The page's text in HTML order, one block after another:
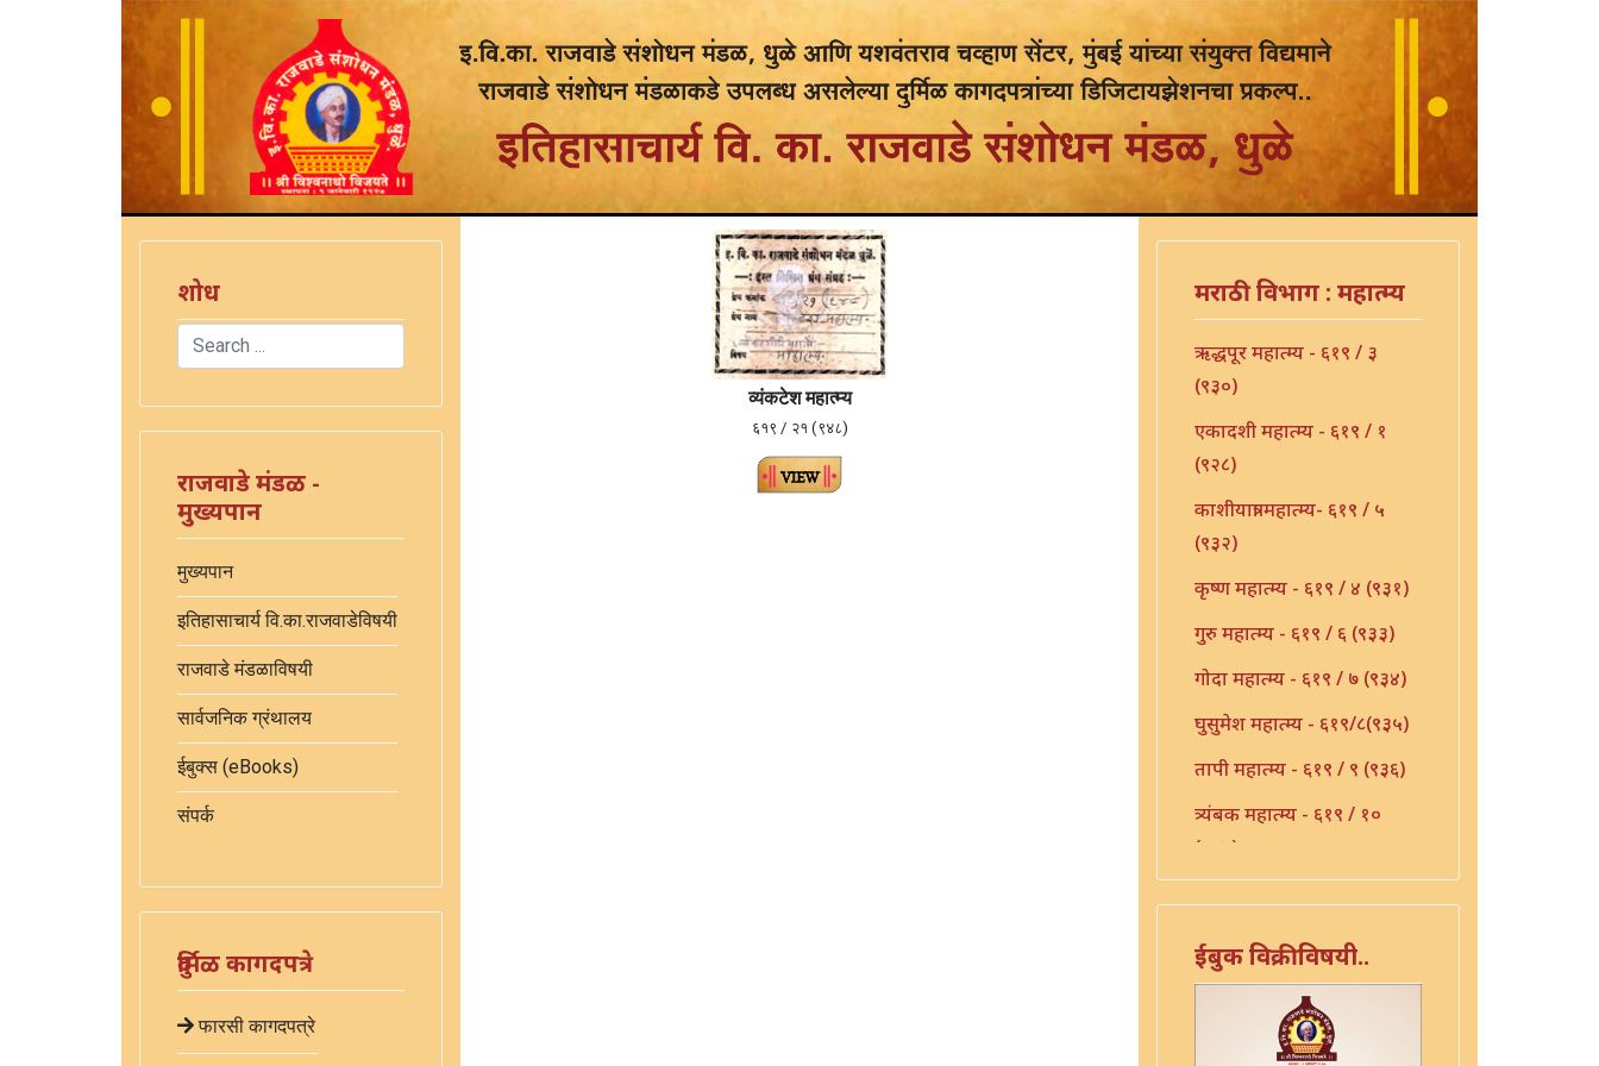
शोध
Search
राजवाडे मंडळ -
मुख्यपान
मुख्यपान
इतिहासाचार्य वि.का.राजवाडेविषयी
राजवाडे मंडळाविषयी
सार्वजनिक ग्रंथालय
ईबुक्स (eBooks)
संपर्क
दुर्मिळ कागदपत्रे
फारसी कागदपत्रे
व्यंकटेश महात्म्य
६१९ / २१ (९४८)
मराठी विभाग : महात्म्य
ऋद्धपूर महात्म्य - ६१९ / ३
(९३०)
एकादशी महात्म्य - ६१९ / १
(९२८)
काशीयात्रा महात्म्य- ६१९ / ५
(९३२)
कृष्ण महात्म्य - ६१९ / ४ (९३१)
गुरु महात्म्य - ६१९ / ६ (९३३)
गोदा महात्म्य - ६१९ / ७ (९३४)
घुसुमेश महात्म्य - ६१९/८(९३५)
तापी महात्म्य - ६१९ / ९ (९३६)
त्र्यंबक महात्म्य - ६१९ / १०
(९३७)
निर्मळ महात्म्य - ६१९ / १२
(९३९)
पांडुरंग महात्म्य - ६१९ / १३
ईबुक विक्रीविषयी..